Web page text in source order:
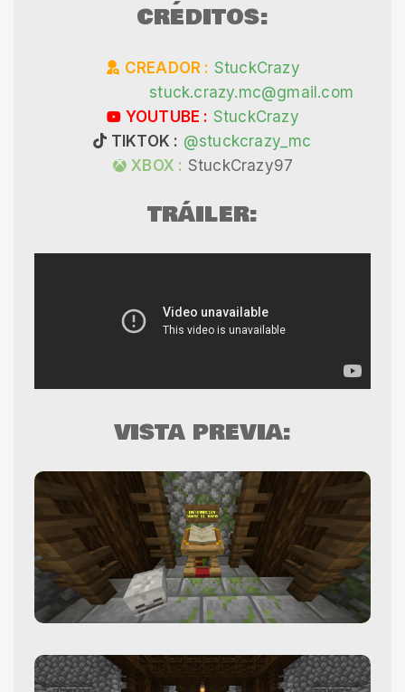
CRÉDITOS:
CREADOR : StuckCrazy
stuck.crazy.mc@gmail.com
YOUTUBE : StuckCrazy
TIKTOK : @stuckcrazy_mc
XBOX : StuckCrazy97
TRÁILER:
VISTA PREVIA: